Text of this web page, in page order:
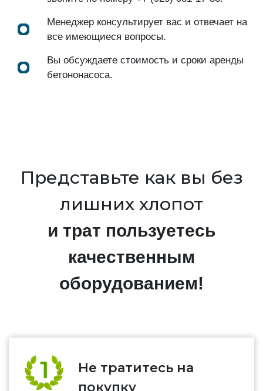
Менеджер консультирует вас и отвечает на
все имеющиеся вопросы.
Вы обсуждаете стоимость и сроки аренды
бетононасоса.
Представьте как вы без
лишних хлопот
и трат пользуетесь
качественным
оборудованием!
Не тратитесь на
покупку